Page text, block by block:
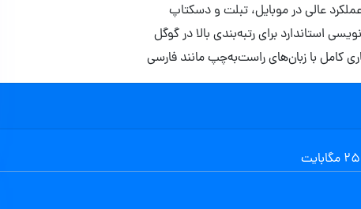
عالی در موبایل، تبلت و دسکتاپ
استاندارد برای رتبه‌بندی بالا در گوگل
کامل با زبان‌های راست‌به‌چپ مانند فارسی